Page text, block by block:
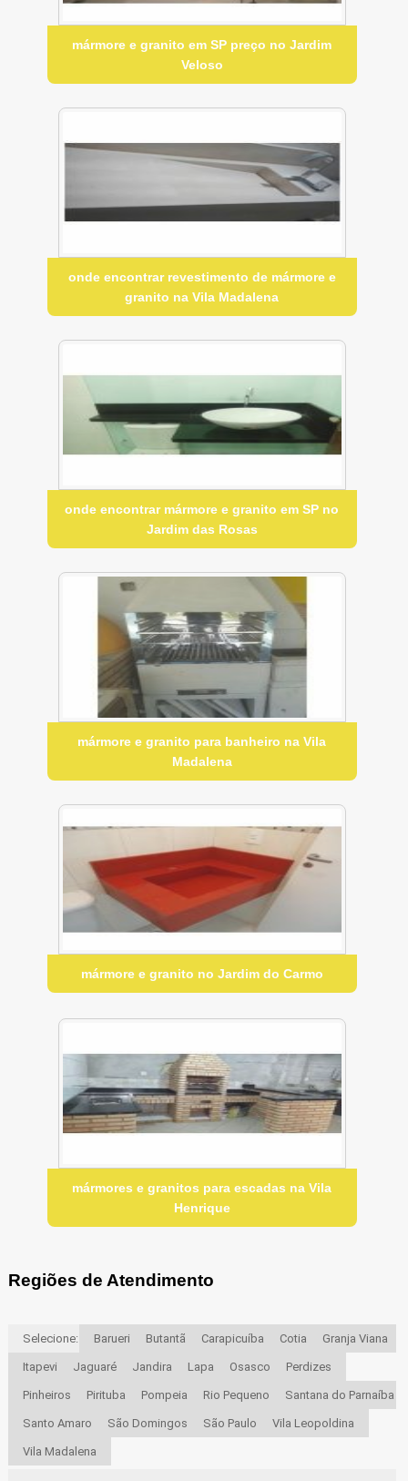
mármore e granito em SP preço no Jardim
Veloso
onde encontrar revestimento de mármore e
granito na Vila Madalena
onde encontrar mármore e granito em SP no
Jardim das Rosas
mármore e granito para banheiro na Vila
Madalena
mármore e granito no Jardim do Carmo
mármores e granitos para escadas na Vila
Henrique
Regiões de Atendimento
Selecione: Barueri Butantã Carapicuíba Cotia Granja Viana
Itapevi Jaguaré Jandira Lapa Osasco Perdizes
Pinheiros Pirituba Pompeia Rio Pequeno Santana do Parnaíba
Santo Amaro São Domingos São Paulo Vila Leopoldina
Vila Madalena